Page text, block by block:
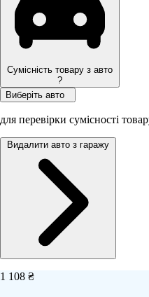
Сумісність товару з авто
?
Виберіть авто
для перевірки сумісності
Видалити авто з гаражу
1 108 ₴